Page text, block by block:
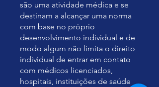
são uma atividade médica e se
destinam a alcançar uma norma
com base no próprio
desenvolvimento individual e de
modo algum não limita o direito
individual de entrar em contato
com médicos licenciados,
hospitais, instituições de saúde